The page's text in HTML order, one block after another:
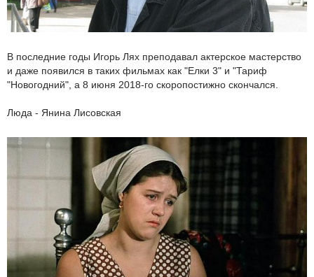
В последние годы Игорь Лях преподавал актерское мастерство
и даже появился в таких фильмах как "Елки 3" и "Тариф
"Новогодний", а 8 июня 2018-го скоропостижно скончался.
Люда - Янина Лисовская